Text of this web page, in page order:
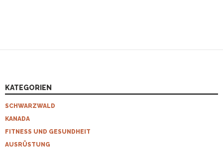
KATEGORIEN
SCHWARZWALD
KANADA
FITNESS UND GESUNDHEIT
AUSRÜSTUNG